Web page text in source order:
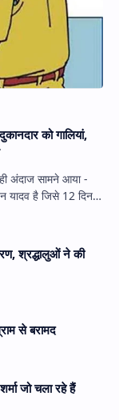
को गालियां,
अंदाज सामने आया -
श्रद्धालुओं ने की
से बरामद
जो चला रहे हैं